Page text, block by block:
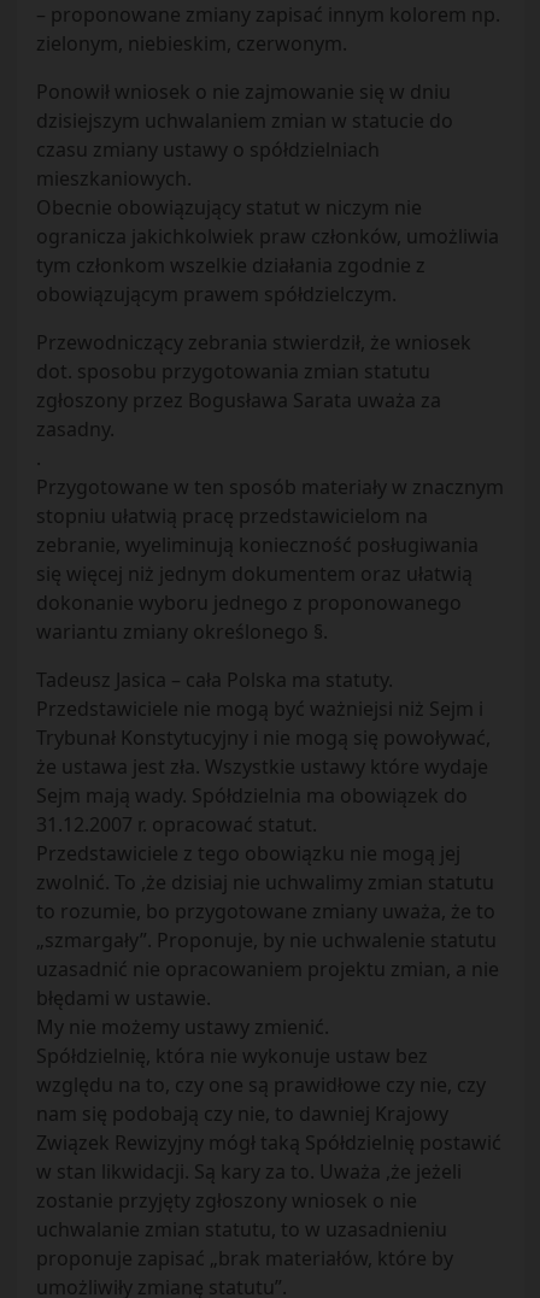
– proponowane zmiany zapisać innym kolorem np.
zielonym, niebieskim, czerwonym.
Ponowił wniosek o nie zajmowanie się w dniu
dzisiejszym uchwalaniem zmian w statucie do
czasu zmiany ustawy o spółdzielniach
mieszkaniowych.
Obecnie obowiązujący statut w niczym nie
ogranicza jakichkolwiek praw członków, umożliwia
tym członkom wszelkie działania zgodnie z
obowiązującym prawem spółdzielczym.
Przewodniczący zebrania stwierdził, że wniosek
dot. sposobu przygotowania zmian statutu
zgłoszony przez Bogusława Sarata uważa za
zasadny.
.
Przygotowane w ten sposób materiały w znacznym
stopniu ułatwią pracę przedstawicielom na
zebranie, wyeliminują konieczność posługiwania
się więcej niż jednym dokumentem oraz ułatwią
dokonanie wyboru jednego z proponowanego
wariantu zmiany określonego §.
Tadeusz Jasica – cała Polska ma statuty.
Przedstawiciele nie mogą być ważniejsi niż Sejm i
Trybunał Konstytucyjny i nie mogą się powoływać,
że ustawa jest zła. Wszystkie ustawy które wydaje
Sejm mają wady. Spółdzielnia ma obowiązek do
31.12.2007 r. opracować statut.
Przedstawiciele z tego obowiązku nie mogą jej
zwolnić. To ,że dzisiaj nie uchwalimy zmian statutu
to rozumie, bo przygotowane zmiany uważa, że to
„szmargały”. Proponuje, by nie uchwalenie statutu
uzasadnić nie opracowaniem projektu zmian, a nie
błędami w ustawie.
My nie możemy ustawy zmienić.
Spółdzielnię, która nie wykonuje ustaw bez
względu na to, czy one są prawidłowe czy nie, czy
nam się podobają czy nie, to dawniej Krajowy
Związek Rewizyjny mógł taką Spółdzielnię postawić
w stan likwidacji. Są kary za to. Uważa ,że jeżeli
zostanie przyjęty zgłoszony wniosek o nie
uchwalanie zmian statutu, to w uzasadnieniu
proponuje zapisać „brak materiałów, które by
umożliwiły zmianę statutu”.